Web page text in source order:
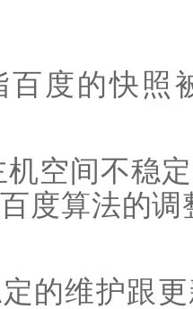
百度的快照
空间不稳
度算法的调
的维护跟